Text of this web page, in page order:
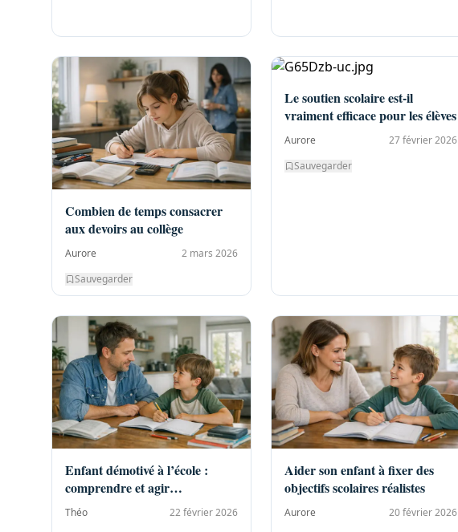
Combien de temps consacrer
aux devoirs au collège
Aurore
2 mars 2026
Sauvegarder
Le soutien scolaire est-il
vraiment efficace pour les élèves
Aurore
27 février 2026
Sauvegarder
Enfant démotivé à l’école :
comprendre et agir
efficacement
Théo
22 février 2026
Aider son enfant à fixer des
objectifs scolaires réalistes
Aurore
20 février 2026